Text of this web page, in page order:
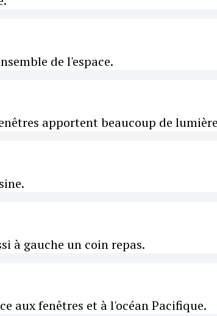
de l'espace.
apportent beaucoup de
à gauche un coin repas.
aux fenêtres et à l'océan Pacifique.